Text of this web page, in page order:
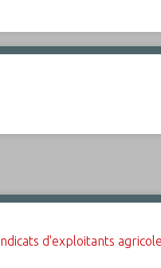
d'exploitants